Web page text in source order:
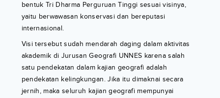
bentuk Tri Dharma Perguruan Tinggi sesuai visinya,
yaitu berwawasan konservasi dan bereputasi
internasional.
Visi tersebut sudah mendarah daging dalam aktivitas
akademik di Jurusan Geografi UNNES karena salah
satu pendekatan dalam kajian geografi adalah
pendekatan kelingkungan. Jika itu dimaknai secara
jernih, maka seluruh kajian geografi mempunyai